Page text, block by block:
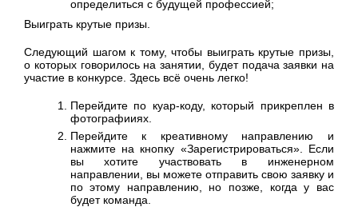
определиться с будущей профессией;
Выиграть крутые призы.
Следующий шагом к тому, чтобы выиграть крутые призы,
о которых говорилось на занятии, будет подача заявки на
участие в конкурсе. Здесь всё очень легко!
Перейдите по куар-коду, который прикреплен в
фотографииях.
Перейдите к креативному направлению и
нажмите на кнопку «Зарегистрироваться». Если
вы хотите участвовать в инженерном
направлении, вы можете отправить свою заявку и
по этому направлению, но позже, когда у вас
будет команда.